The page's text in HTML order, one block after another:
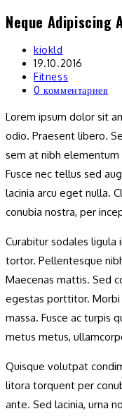
Перейти
содержимому
Neque Adipiscing
Автор
записи:
kiokld
Запись
изменена:
19.10.2016
Рубрика
записи:
Fitness
Комментарии
записи:
0 комментариев
Lorem ipsum dolor sit
odio. Praesent libero.
sem at nibh elementum
Fusce nec tellus sed
lacinia arcu eget nulla.
conubia nostra, per
Curabitur sodales ligula
tortor. Pellentesque
Maecenas mattis. Sed
egestas porttitor. Morbi
massa. Fusce ac turpis
metus metus,
Quisque volutpat
litora torquent per
ante. Sed lacinia, urna